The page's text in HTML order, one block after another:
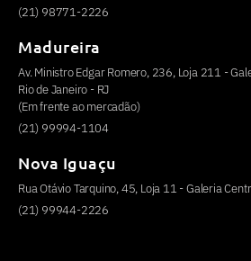
(21) 98771-2226
Madureira
Av. Ministro Edgar Romero, 236, Loja 211 -
Rio de Janeiro - RJ
(Em frente ao mercadão)
(21) 99994-1104
Nova Iguaçu
Rua Otávio Tarquino, 45, Loja 11 - Galeria
(21) 99944-2226